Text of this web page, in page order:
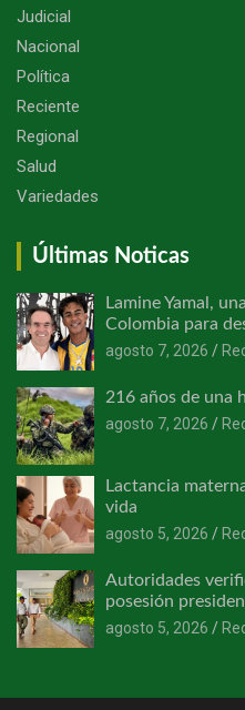
Judicial
Nacional
Política
Reciente
Regional
Salud
Variedades
Últimas Noticas
Lamine Yamal,
Colombia para
agosto 7, 2026
216 años de una
agosto 7, 2026
Lactancia
vida
agosto 5, 2026
Autoridades
posesión
agosto 5, 2026